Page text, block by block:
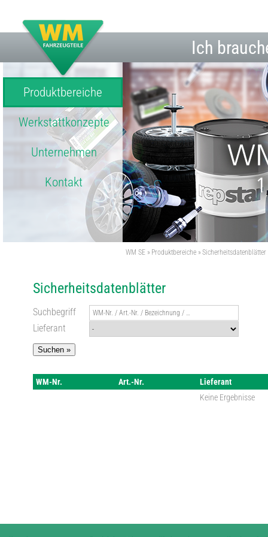
Ich
Produktbereiche
Werkstattkonzepte
Unternehmen
Kontakt
WM SE Produktbereiche Sicherheitsdatenblätter
Sicherheitsdatenblätter
Suchbegriff
Lieferant
Suchen »
WM-Nr. Art.-Nr.
Lieferant
Keine Ergebnisse